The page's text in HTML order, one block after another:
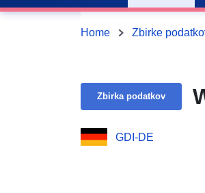
Home Zbirke
Zbirka podatkov
GDI-DE